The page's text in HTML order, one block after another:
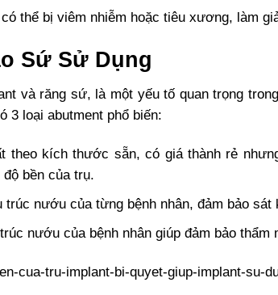
thể bị viêm nhiễm hoặc tiêu xương, làm
Sứ Sử Dụng
và răng sứ, là một yếu tố quan trọng
3 loại abutment phổ biến:
theo kích thước sẵn, có giá thành rẻ
bền của trụ.
trúc nướu của từng bệnh nhân, đảm bảo
nướu của bệnh nhân giúp đảm bảo